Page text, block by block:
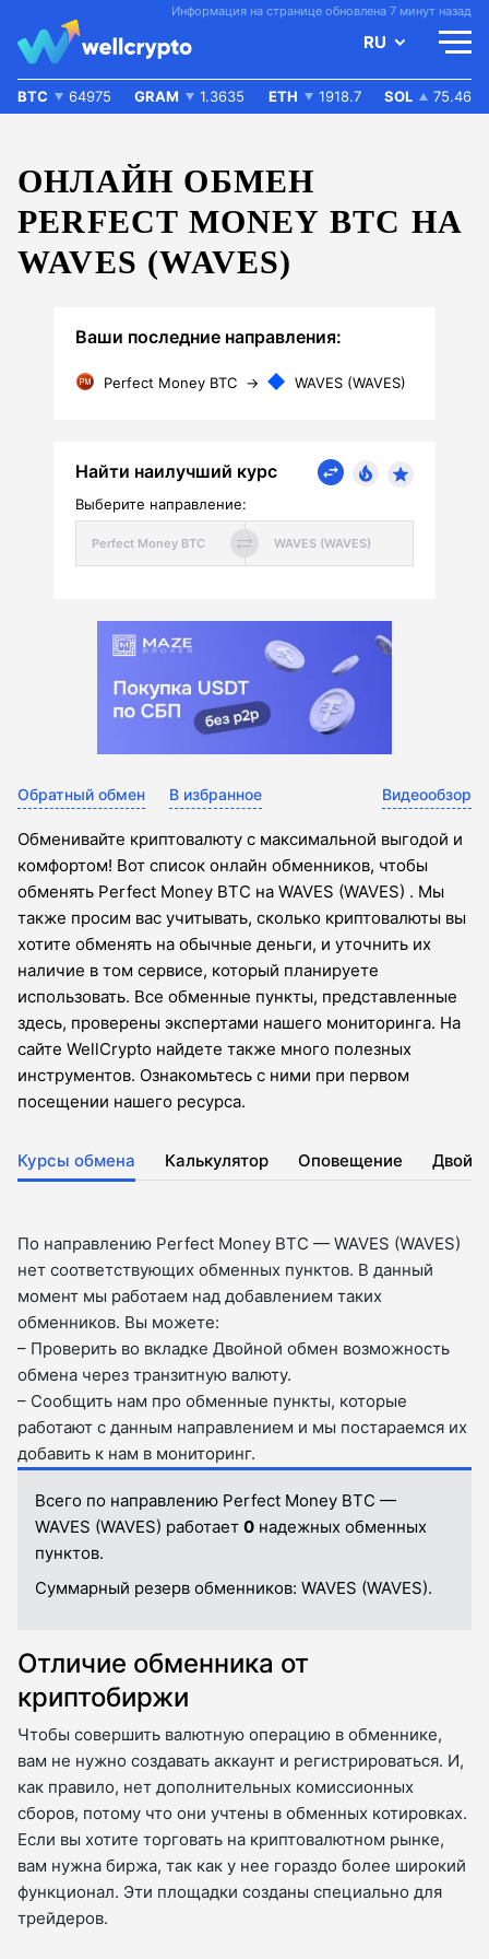
Информация на странице обновлена 7 минут назад
RU
BTC 64975 GRAM 1.3635 ETH 1918.7 SOL 75.46
ОНЛАЙН ОБМЕН
PERFECT MONEY BTC НА
WAVES (WAVES)
Ваши последние направления:
Perfect Money BTC → WAVES (WAVES)
Найти наилучший курс
Выберите направление:
Обратный обмен В избранное Видеообзор
Обменивайте криптовалюту с максимальной выгодой и
комфортом! Вот список онлайн обменников, чтобы
обменять Perfect Money BTC на WAVES (WAVES) . Мы
также просим вас учитывать, сколько криптовалюты вы
хотите обменять на обычные деньги, и уточнить их
наличие в том сервисе, который планируете
использовать. Все обменные пункты, представленные
здесь, проверены экспертами нашего мониторинга. На
сайте WellCrypto найдете также много полезных
инструментов. Ознакомьтесь с ними при первом
посещении нашего ресурса.
Курсы обмена Калькулятор Оповещение
По направлению Perfect Money BTC — WAVES (WAVES)
нет соответствующих обменных пунктов. В данный
момент мы работаем над добавлением таких
обменников. Вы можете:
– Проверить во вкладкe Двойной обмен возможность
обмена через транзитную валюту.
– Сообщить нам про обменные пункты, которые
работают с данным направлением и мы постараемся их
добавить к нам в мониторинг.
Всего по направлению Perfect Money BTC —
WAVES (WAVES) работает 0 надежных обменных
пунктов.
Суммарный резерв обменников: WAVES (WAVES).
Отличие обменника от
криптобиржи
Чтобы совершить валютную операцию в обменнике,
вам не нужно создавать аккаунт и регистрироваться. И,
как правило, нет дополнительных комиссионных
сборов, потому что они учтены в обменных котировках.
Если вы хотите торговать на криптовалютном рынке,
вам нужна биржа, так как у нее гораздо более широкий
функционал. Эти площадки созданы специально для
трейдеров.